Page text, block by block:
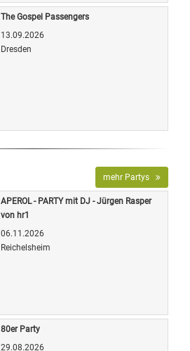
The Gospel Passengers
13.09.2026
Dresden
mehr Partys
APEROL - PARTY mit DJ - Jürgen Rasper
von hr1
06.11.2026
Reichelsheim
80er Party
29.08.2026